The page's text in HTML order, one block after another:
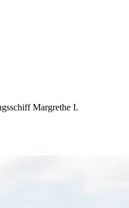
Margrethe I.